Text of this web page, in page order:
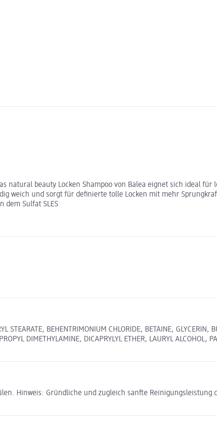
natural beauty Locken Shampoo von Balea eignet sich ideal für
weich und sorgt für definierte tolle Locken mit mehr
dem Sulfat SLES
STEARATE, BEHENTRIMONIUM CHLORIDE, BETAINE, GLYCERIN,
DIMETHYLAMINE, DICAPRYLYL ETHER, LAURYL ALCOHOL,
Hinweis: Gründliche und zugleich sanfte